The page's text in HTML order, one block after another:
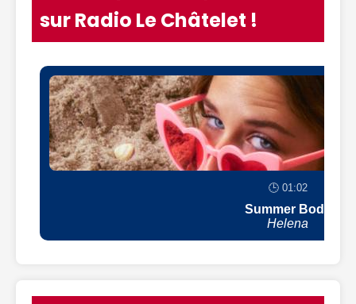
sur Radio Le Châtelet !
🕒 01:02
Summer Body
Helena